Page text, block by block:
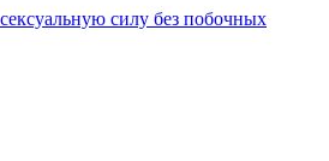
силу без побочных